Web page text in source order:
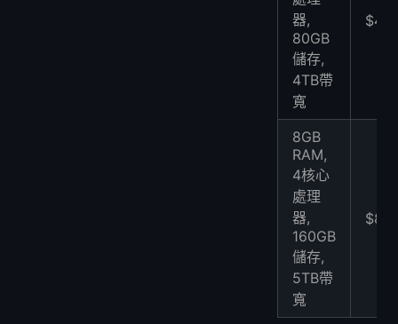
器,
80GB
儲存,
4TB帶
寬
$42
8GB
RAM,
4核心
處理
器,
160GB
儲存,
5TB帶
寬
$80